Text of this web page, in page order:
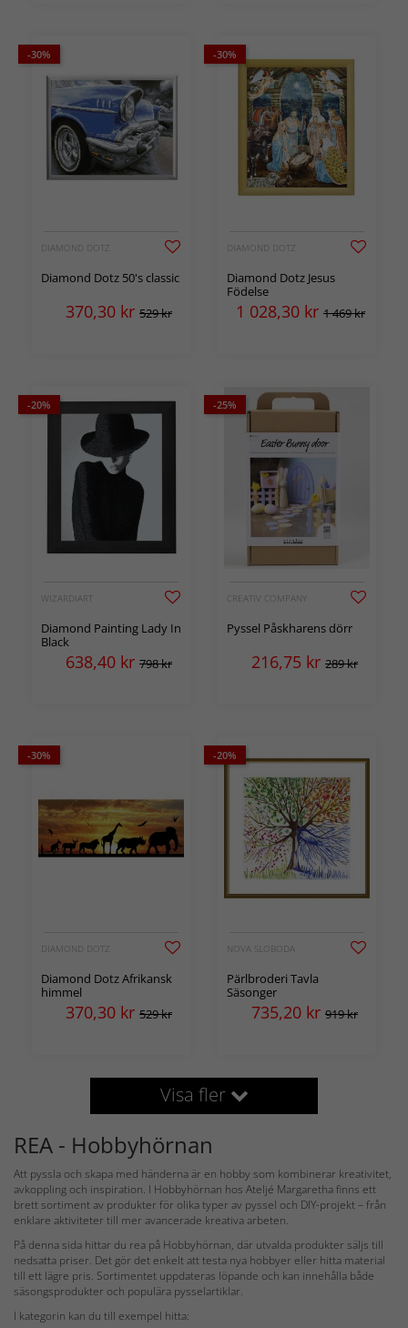
-30%
DIAMOND DOTZ
Diamond Dotz 50's classic
370,30 kr 529 kr
-30%
DIAMOND DOTZ
Diamond Dotz Jesus
Födelse
1 028,30 kr 1 469 kr
-20%
WIZARDIART
Diamond Painting Lady In
Black
638,40 kr 798 kr
-25%
CREATIV COMPANY
Pyssel Påskharens dörr
216,75 kr 289 kr
-30%
DIAMOND DOTZ
Diamond Dotz Afrikansk
himmel
370,30 kr 529 kr
-20%
NOVA SLOBODA
Pärlbroderi Tavla
Säsonger
735,20 kr 919 kr
Visa fler
REA - Hobbyhörnan
Att pyssla och skapa med händerna är en hobby som kombinerar kreativitet,
avkoppling och inspiration. I Hobbyhörnan hos Ateljé Margaretha finns ett
brett sortiment av produkter för olika typer av pyssel och DIY-projekt – från
enklare aktiviteter till mer avancerade kreativa arbeten.
På denna sida hittar du rea på Hobbyhörnan, där utvalda produkter säljs till
nedsatta priser. Det gör det enkelt att testa nya hobbyer eller hitta material
till ett lägre pris. Sortimentet uppdateras löpande och kan innehålla både
säsongsprodukter och populära pysselartiklar.
I kategorin kan du till exempel hitta: